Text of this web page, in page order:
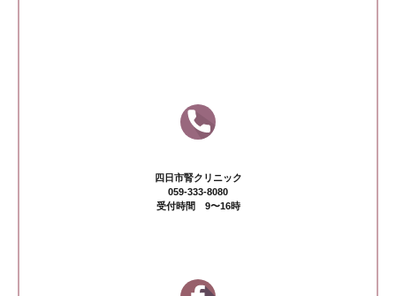
四日市腎クリニック
059-333-8080
受付時間 9〜16時